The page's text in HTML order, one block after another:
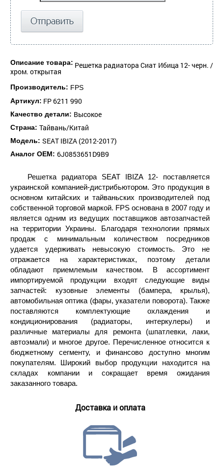
Описание товара: Решетка радиатора Сиат Ибица 12- черн. /
хром. открытая
Производитель: FPS
Артикул: FP 6211 990
Качество детали: Высокое
Страна: Тайвань/Китай
Модель: SEAT IBIZA (2012-2017)
Аналог ОЕМ: 6J0853651D9B9
Решетка радиатора SEAT IBIZA 12- поставляется
украинской компанией-дистрибьютором. Это продукция в
основном китайских и тайваньских производителей под
собственной торговой маркой. FPS основана в 2007 году и
является одним из ведущих поставщиков автозапчастей
на территории Украины. Благодаря технологии прямых
продаж с минимальным количеством посредников
удается удерживать невысокую стоимость. Это не
отражается на характеристиках, поэтому детали
обладают приемлемым качеством. В ассортимент
импортируемой продукции входят следующие виды
запчастей: кузовные элементы (бампера, крылья),
автомобильная оптика (фары, указатели поворота). Также
поставляются комплектующие охлаждения и
кондиционирования (радиаторы, интеркулеры) и
различные материалы для ремонта (шпатлевки, лаки,
автоэмали) и многое другое. Перечисленное относится к
бюджетному сегменту, и финансово доступно многим
покупателям. Широкий выбор продукции находится на
складах компании и сокращает время ожидания
заказанного товара.
Доставка и оплата